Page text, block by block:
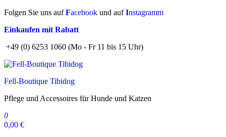
Zum
springen
Folgen Sie uns aufFacebook und aufInstagramm
Einkaufen mit Rabatt
+49 (0) 6253 1060 (Mo - Fr 11 bis 15 Uhr)
Fell-Boutique Tibidog
Pflege und Accessoires für Hunde und Katzen
0
0,00 €